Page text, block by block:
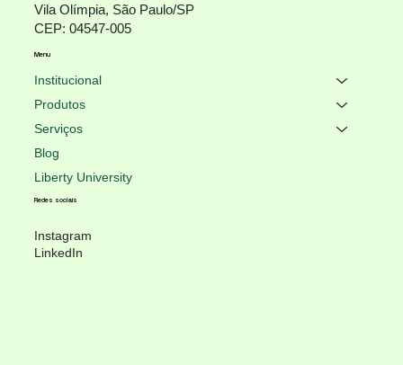
Vila Olímpia, São Paulo/SP
CEP: 04547-005
Instagram
LinkedIn
Redes sociais
Institucional
Produtos
Serviços
Blog
Liberty University
Menu